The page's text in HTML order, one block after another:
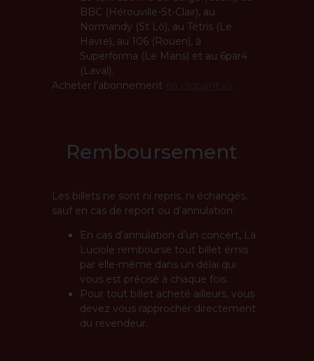
BBC (Hérouville-St-Clair), au
Normandy (St Lô), au Tétris (Le
Havre), au 106 (Rouen), à
Superforma (Le Mans) et au 6par4
(Laval).
Acheter l’abonnement en cliquant ici.
Remboursement
Les billets ne sont ni repris, ni échangés,
sauf en cas de report ou d’annulation.
En cas d’annulation d’un concert, La
Luciole rembourse tout billet émis
par elle-même dans un délai qui
vous est précisé à chaque fois.
Pour tout billet acheté ailleurs, vous
devez vous rapprocher directement
du revendeur.